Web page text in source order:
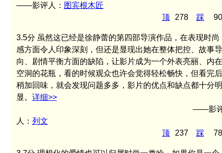
——影评人： 图宾根木匠
顶
278 踩 90
3.5分 虽然这已经是徐静蕾的第四部导演作品，在表现时尚
感方面令人印象深刻，但还是显现出她在整体把控、故事导
向、剧情平衡方面的缺陷，让影片成为一个外表亮丽、内在
空洞的花瓶，看的时候观众也许会觉得轻松畅快，但看完后
稍加回味，就会发现问题多多，影片的优点和缺点都十分明
显。 详细>>
——影
人： 列文
顶
237 踩 78